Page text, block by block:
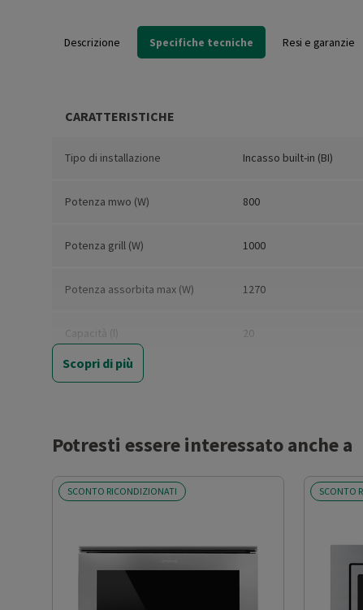
Descrizione Specifiche tecniche Resi e garanzie
CARATTERISTICHE
Tipo di installazione Incasso built-in (BI)
Potenza mwo (W) 800
Potenza grill (W) 1000
Potenza assorbita max (W) 1270
Capacità (l) 20
Display Sì
Scopri di più
Potresti essere interessato anche a
SCONTO RICONDIZIONATI SCONTO